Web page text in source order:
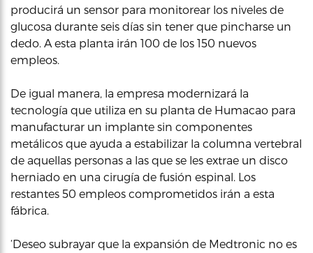
producirá un sensor para monitorear los niveles de
glucosa durante seis días sin tener que pincharse un
dedo. A esta planta irán 100 de los 150 nuevos
empleos.
De igual manera, la empresa modernizará la
tecnología que utiliza en su planta de Humacao para
manufacturar un implante sin componentes
metálicos que ayuda a estabilizar la columna vertebral
de aquellas personas a las que se les extrae un disco
herniado en una cirugía de fusión espinal. Los
restantes 50 empleos comprometidos irán a esta
fábrica.
‘Deseo subrayar que la expansión de Medtronic no es